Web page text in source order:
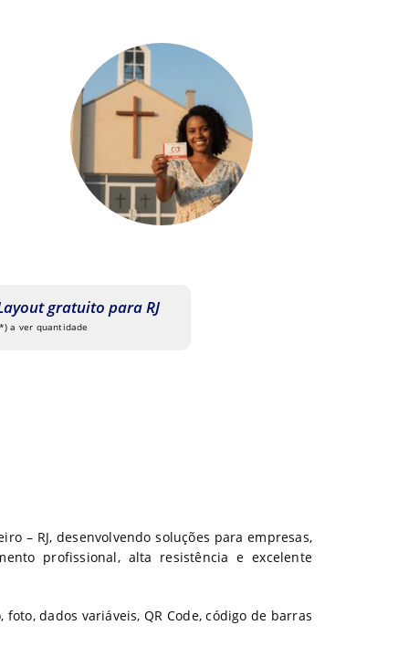
gratuito para RJ
a ver quantidade
– RJ, desenvolvendo soluções para empresas,
profissional, alta resistência e excelente
dados variáveis, QR Code, código de barras